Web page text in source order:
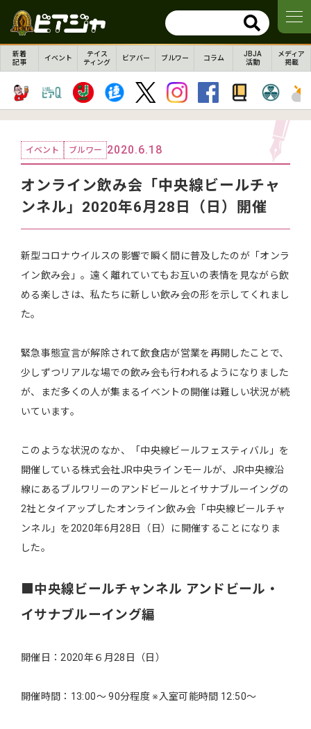
新着
記事
イベント
テイス
ティング
ビアバー ブルワー コラム
JBJA
活動
メディア
掲載
イベント ブルワー 2020.6.18
オンライン飲み会「中央線ビールチャ
ンネル」2020年6月28日（日）開催
新型コロナウイルスの影響で瞬く間に普及したのが「オンラ
イン飲み会」。遠く離れていてもお互いの表情を見ながら飲
める楽しさは、私たちに新しい飲み会の形を示してくれまし
た。
緊急事態宣言が解除されて飲食店が営業を再開したことで、
少しずつリアルな場での飲み会も行われるようになりました
が、まだ多くの人が集まるイベントの開催は難しい状況が続
いています。
このような状況のなか、「中央線ビールフェスティバル」を
開催している株式会社JR中央ラインモールが、JR中央線沿
線にあるブルワリーのアンドビールとイサナブルーイングの
2社とタイアップしたオンライン飲み会「中央線ビールチャ
ンネル」を2020年6月28日（日）に開催することになりま
した。
■中央線ビールチャンネル アンドビール・
イサナブルーイング編
開催日：2020年６月28日（日）
開催時間：13:00～ 90分程度 ※入室可能時間 12:50～